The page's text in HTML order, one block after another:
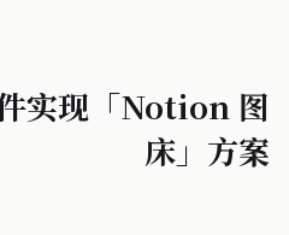
实现「Notion 图
床」方案